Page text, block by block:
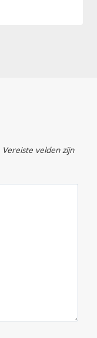
Vereiste velden zijn